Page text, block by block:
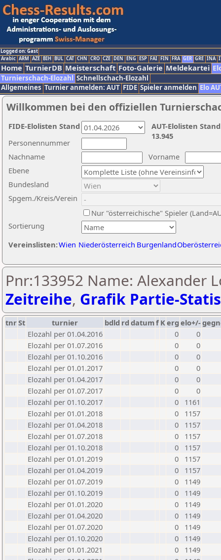
Logged on: Gast
Arabic ARM AZE BIH BUL CAT CHN CRO CZE DEN ENG ESP FAI FIN FRA GER GRE INA
Home TurnierDB Meisterschaft Foto-Galerie Meldekartei
Turnierschach-Elozahl Schnellschach-Elozahl
Allgemeines Turnier anmelden: AUT FIDE Spieler anmelden Elo
Willkommen bei den offiziellen
Nachname
Vorname
Ebene
Sortierung
Personennummer
Bundesland
Spgem./Kreis/Verein
Nur "österreichische" Spieler
Vereinslisten:Wien Niederösterreich Burgenland
AUT-Elolisten
13.945
FIDE-Elolisten Stand
Pnr:133952 Name: Alexander
Zeitreihe, Grafik Partie-
tnrSt turnier bdld rd datumf Kerg elo+/-
Elozahl per 01.04.2016
0
0
Elozahl per 01.07.2016
0
0
Elozahl per 01.10.2016
0
0
Elozahl per 01.01.2017
0
0
Elozahl per 01.04.2017
0
0
Elozahl per 01.07.2017
0
0
Elozahl per 01.10.2017
0
1161
Elozahl per 01.01.2018
0
1157
Elozahl per 01.04.2018
0
1157
Elozahl per 01.07.2018
0
1157
Elozahl per 01.10.2018
0
1157
Elozahl per 01.01.2019
0
1157
Elozahl per 01.04.2019
0
1157
Elozahl per 01.07.2019
0
1149
Elozahl per 01.10.2019
0
1149
Elozahl per 01.01.2020
0
1149
Elozahl per 01.04.2020
0
1149
Elozahl per 01.07.2020
0
1149
Elozahl per 01.10.2020
0
1149
Elozahl per 01.01.2021
0
1149